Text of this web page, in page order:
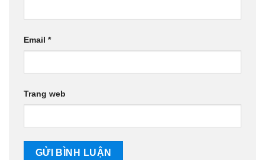
Email *
Trang web